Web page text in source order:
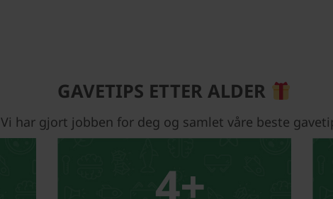
GAVETIPS ETTER ALDER
Vi har gjort jobben for deg og samlet våre beste